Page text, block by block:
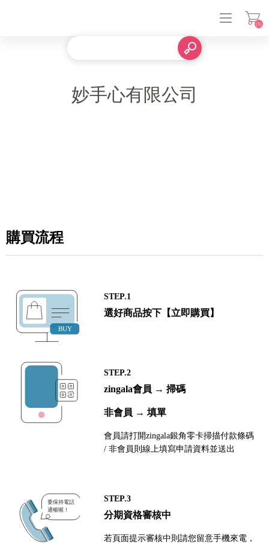
(0)
妙手心有限公司
購買流程
STEP.1
選好商品按下【立即購買】
STEP.2
zingala會員 → 掃碼
非會員 → 填單
會員請打開zingala銀角零卡掃描付款條碼
/ 非會員則線上填寫申請資料並送出
STEP.3
分期資格審核中
若頁面提示審核中則請您留意手機來電，